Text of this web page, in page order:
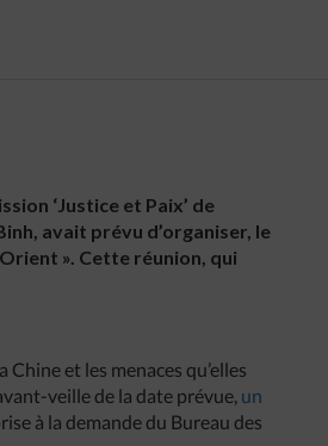
‘Justice et Paix’ de
avait prévu d’organiser, le
». Cette réunion, qui
et les menaces qu’elles
veille de la date prévue, un
à la demande du Bureau des